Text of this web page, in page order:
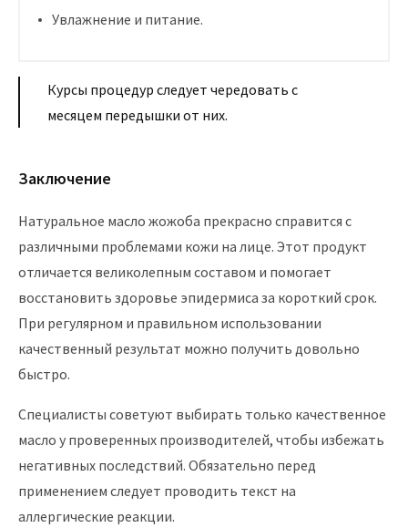
Увлажнение и питание.
Курсы процедур следует чередовать с
месяцем передышки от них.
Заключение
Натуральное масло жожоба прекрасно справится с
различными проблемами кожи на лице. Этот продукт
отличается великолепным составом и помогает
восстановить здоровье эпидермиса за короткий срок.
При регулярном и правильном использовании
качественный результат можно получить довольно
быстро.
Специалисты советуют выбирать только качественное
масло у проверенных производителей, чтобы избежать
негативных последствий. Обязательно перед
применением следует проводить текст на
аллергические реакции.